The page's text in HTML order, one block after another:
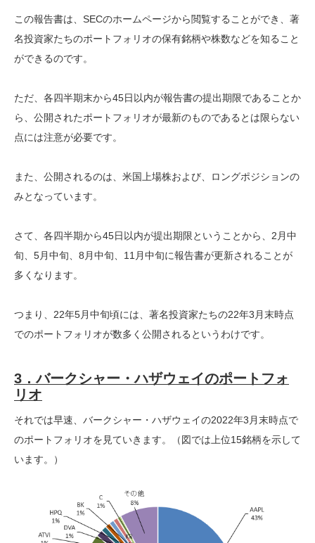
この報告書は、SECのホームページから閲覧することができ、著
名投資家たちのポートフォリオの保有銘柄や株数などを知ること
ができるのです。
ただ、各四半期末から45日以内が報告書の提出期限であることか
ら、公開されたポートフォリオが最新のものであるとは限らない
点には注意が必要です。
また、公開されるのは、米国上場株および、ロングポジションの
みとなっています。
さて、各四半期から45日以内が提出期限ということから、2月中
旬、5月中旬、8月中旬、11月中旬に報告書が更新されることが
多くなります。
つまり、22年5月中旬頃には、著名投資家たちの22年3月末時点
でのポートフォリオが数多く公開されるというわけです。
3．バークシャー・ハザウェイのポートフォ
リオ
それでは早速、バークシャー・ハザウェイの2022年3月末時点で
のポートフォリオを見ていきます。（図では上位15銘柄を示して
います。）